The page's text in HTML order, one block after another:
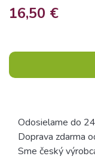
16,50 €
Odosielame do
Doprava zdarma
Sme český